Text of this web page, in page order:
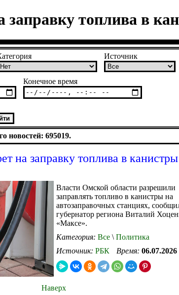
заправку топлива в
Источник
Конечное время
новостей: 695019.
на заправку топлива в
Власти Омской области разрешили
заправлять топливо в канистры на
автозаправочных станциях,
губернатор региона Виталий
«Максе».
Категория: Все \ Политика
Источник: РБК Время: 06.07.2026
Наверх